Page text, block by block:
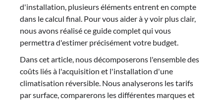
d'installation, plusieurs éléments entrent en compte
dans le calcul final. Pour vous aider à y voir plus clair,
nous avons réalisé ce guide complet qui vous
permettra d'estimer précisément votre budget.
Dans cet article, nous décomposerons l'ensemble des
coûts liés à l'acquisition et l'installation d'une
climatisation réversible. Nous analyserons les tarifs
par surface, comparerons les différentes marques et